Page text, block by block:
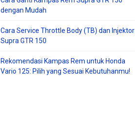
dengan Mudah
Cara Service Throttle Body (TB) dan Injektor
Supra GTR 150
Rekomendasi Kampas Rem untuk Honda
Vario 125: Pilih yang Sesuai Kebutuhanmu!